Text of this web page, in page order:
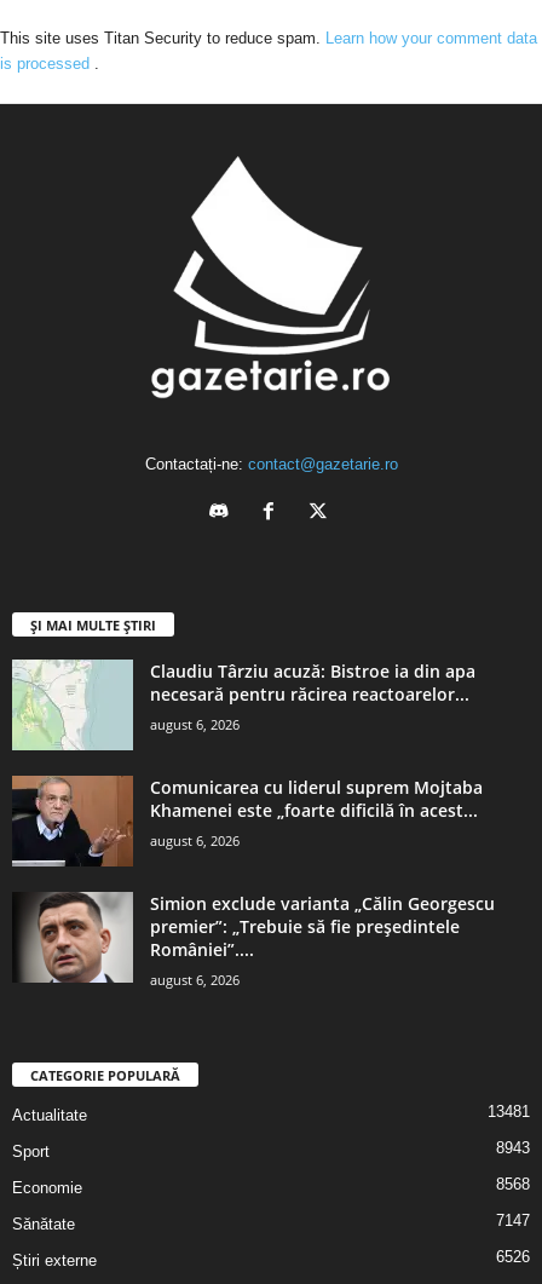
This site uses Titan Security to reduce spam.
Learn how your comment data
is processed
Contactați-ne: contact@gazetarie.ro
ȘI MAI MULTE ȘTIRI
Claudiu Târziu acuză: Bistroe ia din apa
necesară pentru răcirea reactoarelor...
august 6, 2026
Comunicarea cu liderul suprem Mojtaba
Khamenei este „foarte dificilă în acest...
august 6, 2026
Simion exclude varianta „Călin Georgescu
premier”: „Trebuie să fie președintele
României”....
august 6, 2026
CATEGORIE POPULARĂ
Actualitate 13481
Sport 8943
Economie 8568
Sănătate 7147
Știri externe 6526